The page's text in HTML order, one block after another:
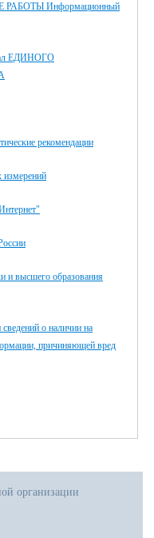
Информационный
ЕДИНОГО
рекомендации
измерений
и высшего образования
о наличии на
причиняющей вред
организации